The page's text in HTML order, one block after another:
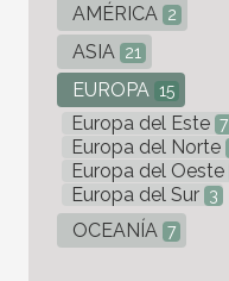
AMÉRICA 2
ASIA 21
EUROPA 15
Europa del Este 7
Europa del Norte
Europa del Oeste
Europa del Sur 3
OCEANÍA 7